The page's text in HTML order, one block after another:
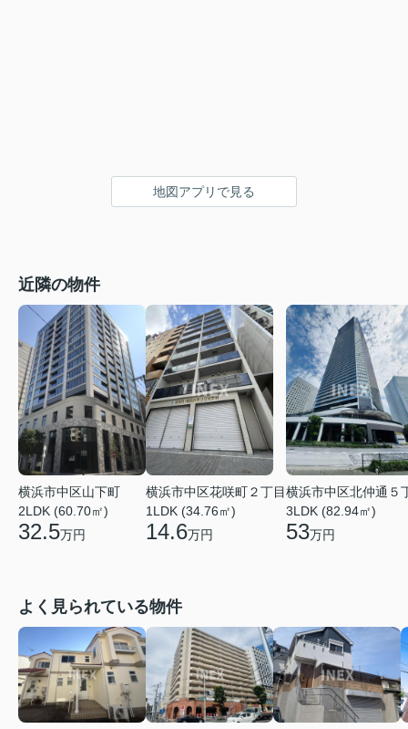
地図アプリで見る
近隣の物件
横浜市中区山下町
2LDK (60.70㎡)
32.5万円
横浜市中区花咲町２丁目
1LDK (34.76㎡)
14.6万円
横浜市中区北仲通５
3LDK (82.94㎡)
53万円
よく見られている物件